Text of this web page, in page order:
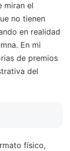
miran el
no tienen
en realidad
En mi
de premios
del
físico,